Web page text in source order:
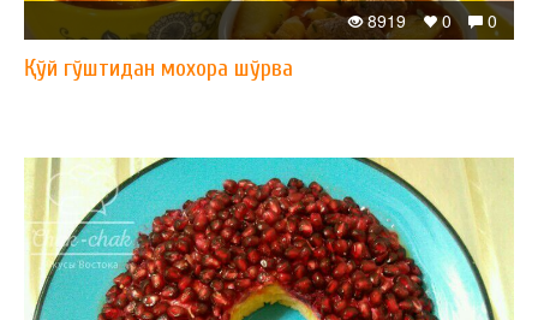
0
0
8919
Қўй гўштидан мохора шўрва